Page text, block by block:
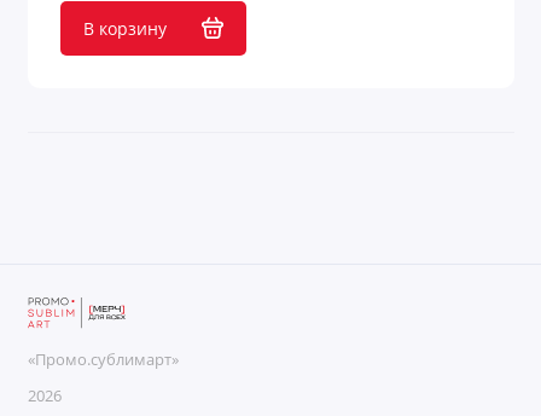
В корзину
«Промо.сублимарт»
2026